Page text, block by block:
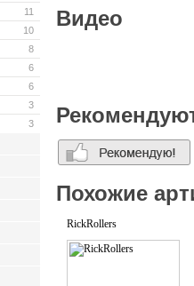
11
10
8
6
6
3
3
заказываете одного
репертуар ярчайших
У нас за спиной богатый
Фм и многими другими.
как Ёлка, Валерий
Видео
Похожие
RickRollers